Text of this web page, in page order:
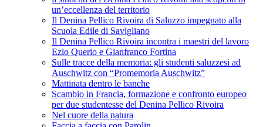
un’eccellenza del territorio
Il Denina Pellico Rivoira di Saluzzo impegnato alla
Scuola Edile di Savigliano
Il Denina Pellico Rivoira incontra i maestri del lavoro
Ezio Querio e Gianfranco Fortina
Sulle tracce della memoria: gli studenti saluzzesi ad
Auschwitz con “Promemoria Auschwitz”
Mattinata dentro le banche
Scambio in Francia, formazione e confronto europeo
per due studentesse del Denina Pellico Rivoira
Nel cuore della natura